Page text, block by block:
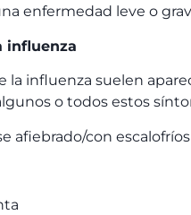
enfermedad leve o
influenza
la influenza suelen
o todos estos
afiebrado/con escalofríos